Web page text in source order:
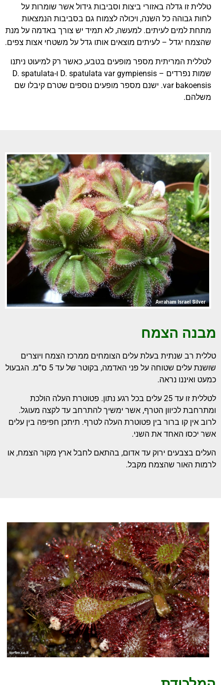
טללית זו גדלה באזורי ביצות וסביבות גידול אשר שומרות על
לחות גבוהה כל השנה, ויכולה לצמוח גם בסביבות הנמצאות
מתחת למים לעיתים. למעשה, לא תמיד יש צורך באדמה על מנת
שהצמח יגדל – לעיתים מוצאים אותו גדל על משטחי אצות צפים.
לטללית המריתית מספר מופעים בטבע, כאשר רק למיעוט ניתנו
שמות נפרדים – D. spatulata var gympiensis ו-D. spatulata
var bakoensis. ישנם מספר מופעים נוספים שטרם קיבלו שם
משלהם.
מבנה הצמח
טללית רב שנתית בעלת עלים הצומחים ממרכז הצמח ויוצרים
שושנת עלים שטוחה על פני האדמה, בקוטר של עד 5 ס”מ. הגבעול
כמעט ואיננו נראה.
לטללית זו עד 25 עלים בכל רגע נתון. פטוטרת העלה הולכת
ומתרחבת לכיוון הטרף, אשר ימשיך להתרחב עד לקצה מעוגל.
לרוב אין קו ברור בין פטוטרת העלה לטרף. תיתכן חפיפה בין עלים
אשר יכסו האחד את השני.
העלים בצבעים ירוק עד אדום, בהתאם לחבל ארץ מקור הצמח, או
לרמות האור שהצמח מקבל.